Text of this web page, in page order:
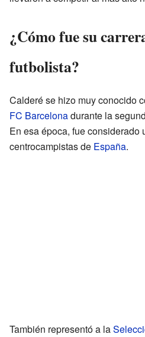
¿Cómo fue su
futbolista?
Calderé se hizo muy conocido
FC Barcelonadurante la
En esa época, fue considerado
centrocampistas de España.
También representó a la